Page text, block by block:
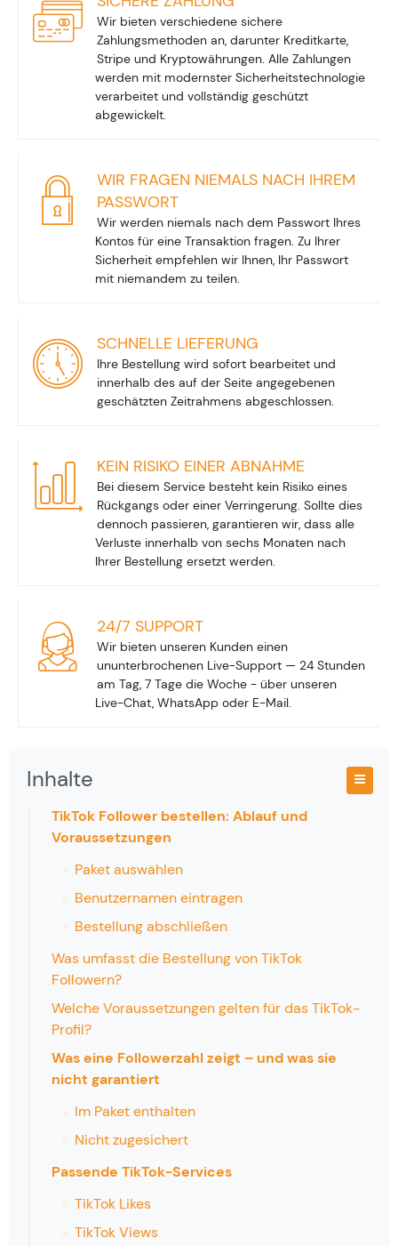
Wir bieten verschiedene sichere
Zahlungsmethoden an, darunter Kreditkarte,
Stripe und Kryptowährungen. Alle Zahlungen
werden mit modernster Sicherheitstechnologie
verarbeitet und vollständig geschützt
abgewickelt.
WIR FRAGEN NIEMALS NACH IHREM
PASSWORT
Wir werden niemals nach dem Passwort Ihres
Kontos für eine Transaktion fragen. Zu Ihrer
Sicherheit empfehlen wir Ihnen, Ihr Passwort
mit niemandem zu teilen.
SCHNELLE LIEFERUNG
Ihre Bestellung wird sofort bearbeitet und
innerhalb des auf der Seite angegebenen
geschätzten Zeitrahmens abgeschlossen.
KEIN RISIKO EINER ABNAHME
Bei diesem Service besteht kein Risiko eines
Rückgangs oder einer Verringerung. Sollte dies
dennoch passieren, garantieren wir, dass alle
Verluste innerhalb von sechs Monaten nach
Ihrer Bestellung ersetzt werden.
24/7 SUPPORT
Wir bieten unseren Kunden einen
ununterbrochenen Live-Support — 24 Stunden
am Tag, 7 Tage die Woche - über unseren
Live-Chat, WhatsApp oder E-Mail.
Inhalte
TikTok Follower bestellen: Ablauf und
Voraussetzungen
Paket auswählen
Benutzernamen eintragen
Bestellung abschließen
Was umfasst die Bestellung von TikTok
Followern?
Welche Voraussetzungen gelten für das TikTok-
Profil?
Was eine Followerzahl zeigt – und was sie
nicht garantiert
Im Paket enthalten
Nicht zugesichert
Passende TikTok-Services
TikTok Likes
TikTok Views